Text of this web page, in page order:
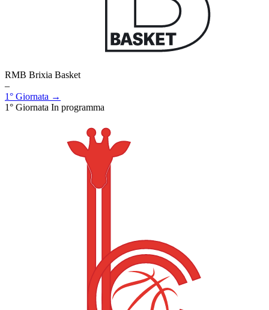
RMB Brixia Basket
–
1° Giornata →
1° Giornata In programma